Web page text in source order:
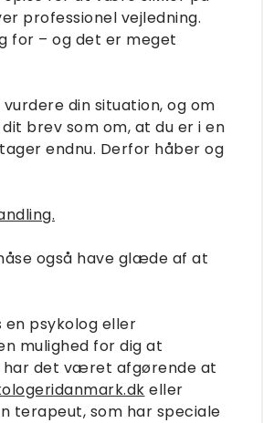
professionel vejledning.
for – og det er meget
din situation, og om
brev som om, at du er i en
endnu. Derfor håber og
også have glæde af at
psykolog eller
mulighed for dig at
har det været afgørende at
eller
terapeut, som har speciale